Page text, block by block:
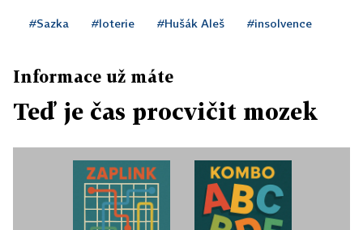
#Sazka #loterie #Hušák Aleš #insolvence
Informace už máte
Teď je čas procvičit mozek